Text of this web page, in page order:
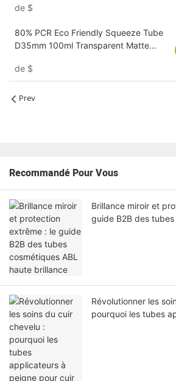
de $
80% PCR Eco Friendly Squeeze Tube
D35mm 100ml Transparent Matte
de $
Prev
Recommandé Pour Vous
Brillance miroir et
guide B2B des tubes
Révolutionner les
pourquoi les tubes